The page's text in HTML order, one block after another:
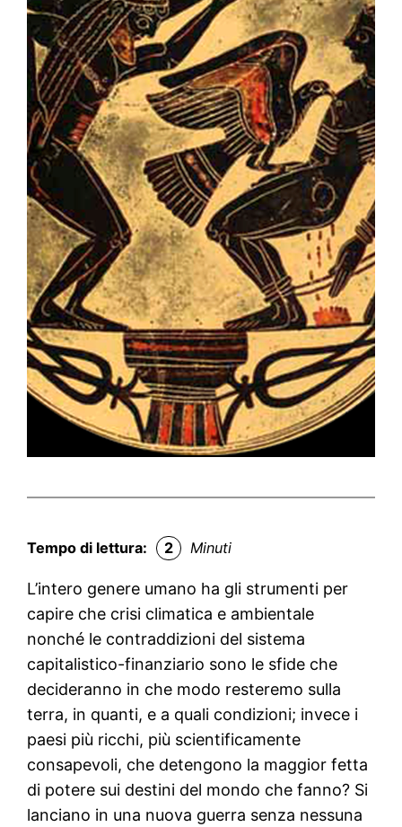
Tempo di lettura: 2 Minuti
L’intero genere umano ha gli strumenti per
capire che crisi climatica e ambientale
nonché le contraddizioni del sistema
capitalistico-finanziario sono le sfide che
decideranno in che modo resteremo sulla
terra, in quanti, e a quali condizioni; invece i
paesi più ricchi, più scientificamente
consapevoli, che detengono la maggior fetta
di potere sui destini del mondo che fanno? Si
lanciano in una nuova guerra senza nessuna